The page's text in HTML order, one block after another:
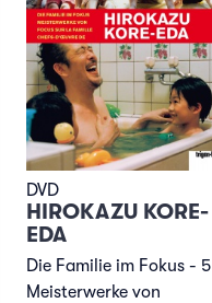
DVD
HIROKAZU KORE-
EDA
Die Familie im Fokus - 5
Meisterwerke von